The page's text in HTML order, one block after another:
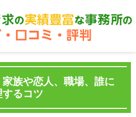
族や恋人、職場、誰に
るコツ